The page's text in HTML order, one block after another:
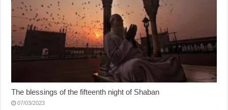
The blessings of the fifteenth night of Shaban
07/03/2023